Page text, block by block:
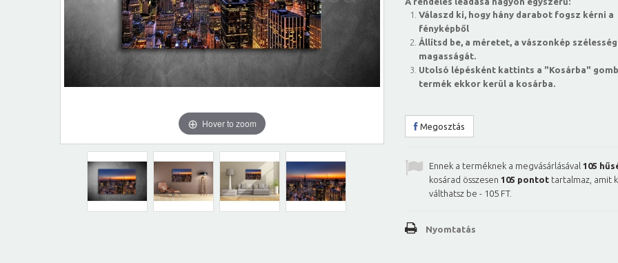
Hover to zoom
Válaszd ki, hogy hány darabot fogsz kérni a
fényképből
Állítsd be, a méretet, a vászonkép
magasságát.
Utolsó lépésként kattints a "Kosárba"
termék ekkor kerül a kosárba.
Megosztás
Ennek a terméknek a megvásárlásával 105
kosárad összesen 105 pontot tartalmaz, amit
válthatsz be - 105 FT.
Nyomtatás